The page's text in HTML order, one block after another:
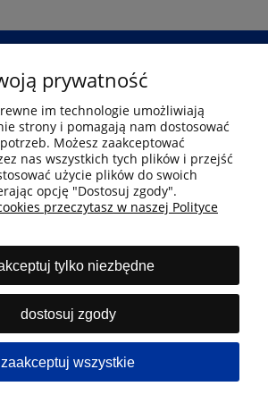
Przejdź
Informacje
Płatność i dostawa
Moje konto
Kontakt
Infolinia
prywatność
im technologie umożliwiają
strony i pomagają nam dostosować
Możesz zaakceptować
nas wszystkich tych plików i przejść
użycie plików do swoich
opcję "Dostosuj zgody".
przeczytasz w naszej Polityce
tylko niezbędne
dostosuj zgody
zaakceptuj wszystkie